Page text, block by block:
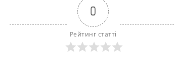
0
Рейтинг статті